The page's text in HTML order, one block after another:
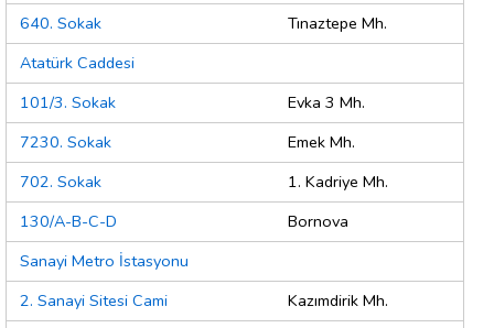
640. Sokak
Tınaztepe Mh.
Atatürk Caddesi
101/3. Sokak
Evka 3 Mh.
7230. Sokak
Emek Mh.
702. Sokak
1. Kadriye Mh.
130/A-B-C-D
Bornova
Sanayi Metro İstasyonu
2. Sanayi Sitesi Cami
Kazımdirik Mh.